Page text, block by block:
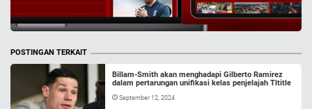
POSTINGAN TERKAIT
Billam-Smith akan menghadapi Gilberto Ramirez
dalam pertarungan unifikasi kelas penjelajah Tltitle
September 12, 2024